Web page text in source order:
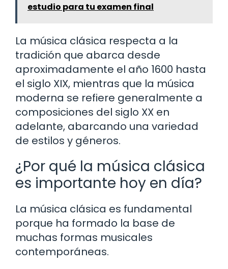
estudio para tu examen final
La música clásica respecta a la
tradición que abarca desde
aproximadamente el año 1600 hasta
el siglo XIX, mientras que la música
moderna se refiere generalmente a
composiciones del siglo XX en
adelante, abarcando una variedad
de estilos y géneros.
¿Por qué la música clásica
es importante hoy en día?
La música clásica es fundamental
porque ha formado la base de
muchas formas musicales
contemporáneas.